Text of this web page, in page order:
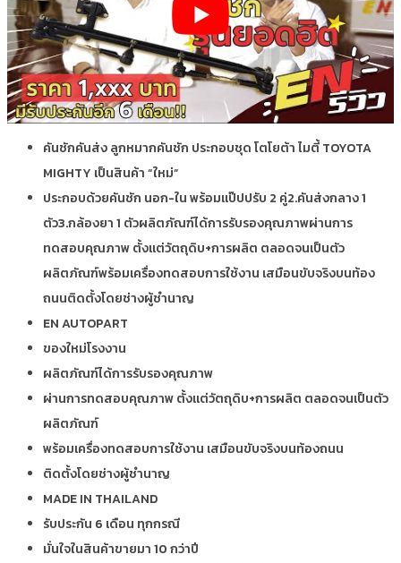
คันชักคันส่ง ลูกหมากคันชัก ประกอบชุด โตโยต้า ไมตี้ TOYOTA
MIGHTY เป็นสินค้า “ใหม่”
ประกอบด้วยคันชัก นอก-ใน พร้อมแป๊ปปรับ 2 คู่2.คันส่งกลาง 1
ตัว3.กล้องยา 1 ตัวผลิตภัณฑ์ได้การรับรองคุณภาพผ่านการ
ทดสอบคุณภาพ ตั้งแต่วัตถุดิบ+การผลิต ตลอดจนเป็นตัว
ผลิตภัณฑ์พร้อมเครื่องทดสอบการใช้งาน เสมือนขับจริงบนท้อง
ถนนติดตั้งโดยช่างผู้ชำนาญ
EN AUTOPART
ของใหม่โรงงาน
ผลิตภัณฑ์ได้การรับรองคุณภาพ
ผ่านการทดสอบคุณภาพ ตั้งแต่วัตถุดิบ+การผลิต ตลอดจนเป็นตัว
ผลิตภัณฑ์
พร้อมเครื่องทดสอบการใช้งาน เสมือนขับจริงบนท้องถนน
ติดตั้งโดยช่างผู้ชำนาญ
MADE IN THAILAND
รับประกัน 6 เดือน ทุกกรณี
มั่นใจในสินค้าขายมา 10 กว่าปี